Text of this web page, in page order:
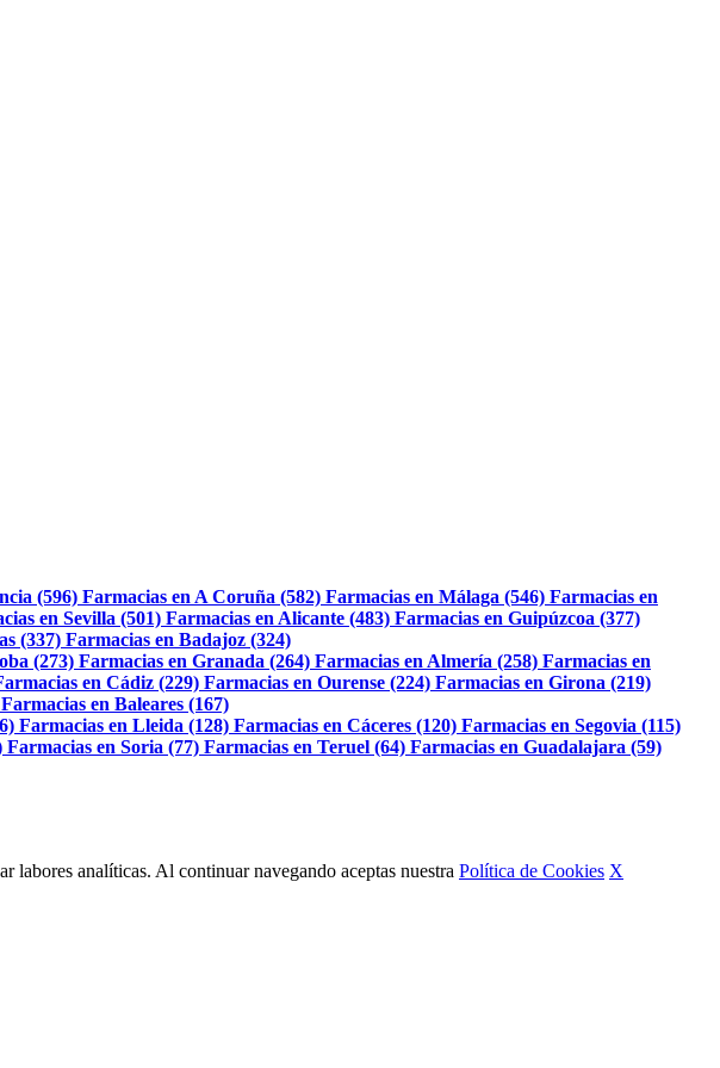
(596) Farmacias en A Coruña (582) Farmacias en Málaga (546) Farmacias en
en Sevilla (501) Farmacias en Alicante (483) Farmacias en Guipúzcoa (377)
(337) Farmacias en Badajoz (324)
(273) Farmacias en Granada (264) Farmacias en Almería (258) Farmacias en
en Cádiz (229) Farmacias en Ourense (224) Farmacias en Girona (219)
Farmacias en Baleares (167)
Farmacias en Lleida (128) Farmacias en Cáceres (120) Farmacias en Segovia (115)
Farmacias en Soria (77) Farmacias en Teruel (64) Farmacias en Guadalajara (59)
labores analíticas. Al continuar navegando aceptas nuestra Política de Cookies X